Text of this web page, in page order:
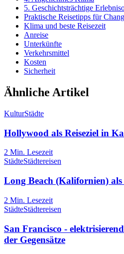
5. Geschichtsträchtige
Praktische Reisetipps für
Klima und beste Reisezeit
Anreise
Unterkünfte
Verkehrsmittel
Kosten
Sicherheit
Ähnliche Artikel
KulturStädte
Hollywood als Reiseziel in
2 Min. Lesezeit
StädteStädtereisen
Long Beach (Kalifornien) als
2 Min. Lesezeit
StädteStädtereisen
San Francisco -
der Gegensätze